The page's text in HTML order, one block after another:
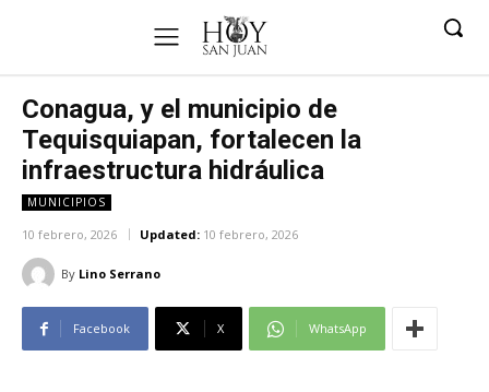
Conagua, y el municipio de
Tequisquiapan, fortalecen la
infraestructura hidráulica
MUNICIPIOS
10 febrero, 2026 Updated: 10 febrero, 2026
By Lino Serrano
Facebook X WhatsApp